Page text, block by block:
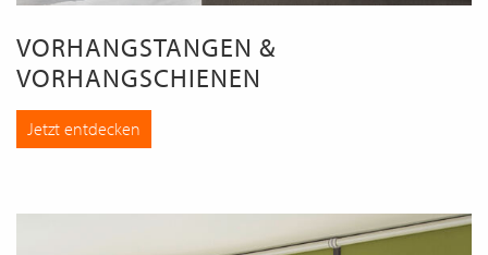
VORHANGSTANGEN &
VORHANGSCHIENEN
Jetzt entdecken